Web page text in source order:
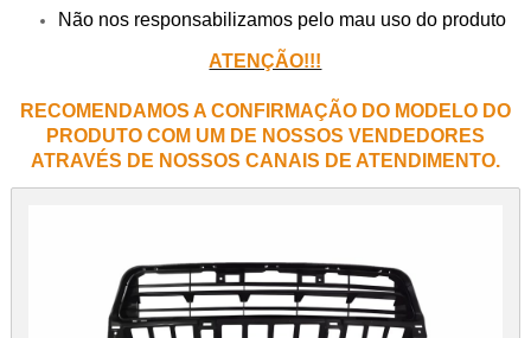
Não nos responsabilizamos pelo mau uso do produto
ATENÇÃO!!!
RECOMENDAMOS A CONFIRMAÇÃO DO MODELO DO
PRODUTO COM UM DE NOSSOS VENDEDORES
ATRAVÉS DE NOSSOS CANAIS DE ATENDIMENTO.